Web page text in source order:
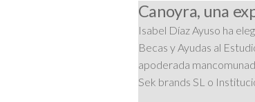
Canoyra, una
Isabel Díaz Ayuso ha
Becas y Ayudas al
apoderada
Sek brands SL o